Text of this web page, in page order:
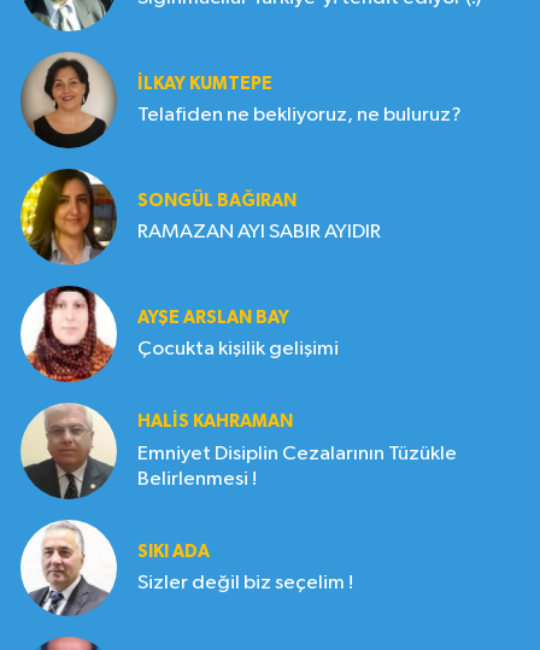
İLKAY KUMTEPE
Telafiden ne bekliyoruz, ne buluruz?
SONGÜL BAĞIRAN
RAMAZAN AYI SABIR AYIDIR
AYŞE ARSLAN BAY
Çocukta kişilik gelişimi
HALIS KAHRAMAN
Emniyet Disiplin Cezalarının Tüzükle
Belirlenmesi !
SIKI ADA
Sizler değil biz seçelim !